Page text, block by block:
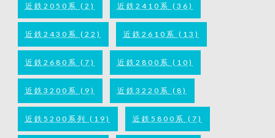
近鉄2050系 (2) 近鉄2410系 (36)
近鉄2430系 (22) 近鉄2610系 (13)
近鉄2680系 (7) 近鉄2800系 (10)
近鉄3200系 (9) 近鉄3220系 (8)
近鉄5200系列 (19) 近鉄5800系 (7)